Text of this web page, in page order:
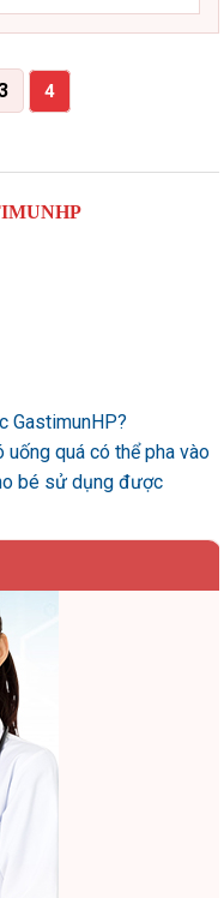
4
GastimunHP?
uống quá có thể pha vào
bé sử dụng được